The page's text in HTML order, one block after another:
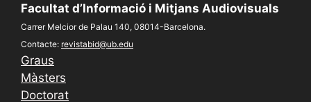
Facultat d’Informació i Mitjans Audiovisuals
Carrer Melcior de Palau 140, 08014-Barcelona.
Contacte: revistabid@ub.edu
Graus
Màsters
Doctorat